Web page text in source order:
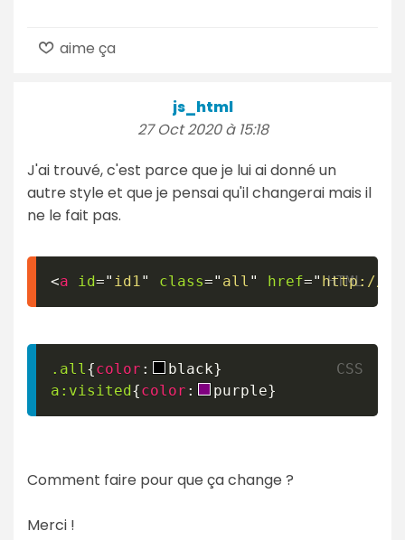
aime ça
js_html
27 Oct 2020 à 15:18
J'ai trouvé, c'est parce que je lui ai donné un
autre style et que je pensai qu'il changerai mais il
ne le fait pas.
<a id=" id1 " class=" all " href=" http://
.all {color : black}
a :visited{color : purple}
Comment faire pour que ça change ?
Merci !